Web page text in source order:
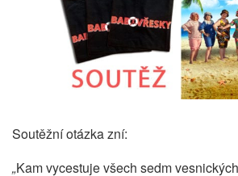
Soutěžní otázka zní:
„Kam vycestuje všech sedm